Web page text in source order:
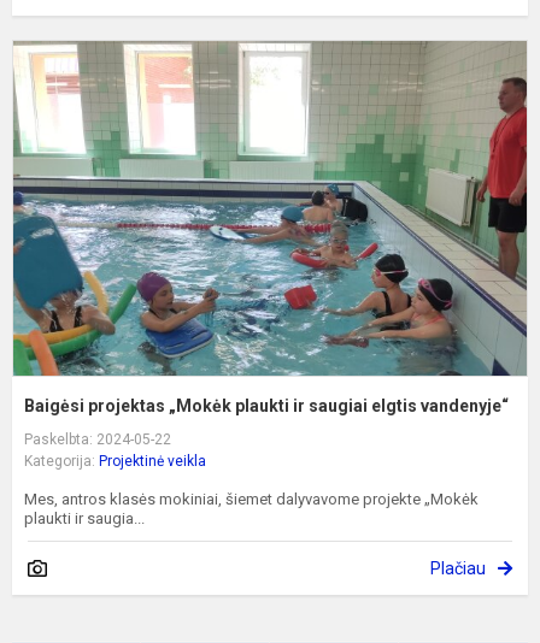
Baigėsi projektas „Mokėk plaukti ir saugiai elgtis vandenyje“
Paskelbta: 2024-05-22
Kategorija: Projektinė veikla
Mes, antros klasės mokiniai, šiemet dalyvavome projekte „Mokėk
plaukti ir saugia...
Plačiau